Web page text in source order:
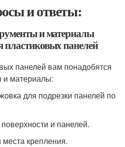
и ответы:
и материалы
панелей
панелей вам понадобятся
и материалы:
для подрезки панелей по
и панелей.
крепления.